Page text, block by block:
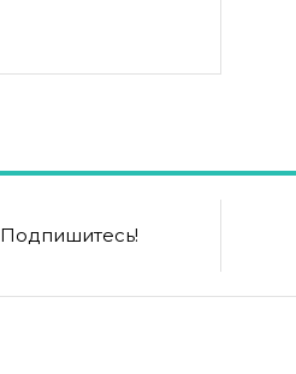
Подпишитесь!